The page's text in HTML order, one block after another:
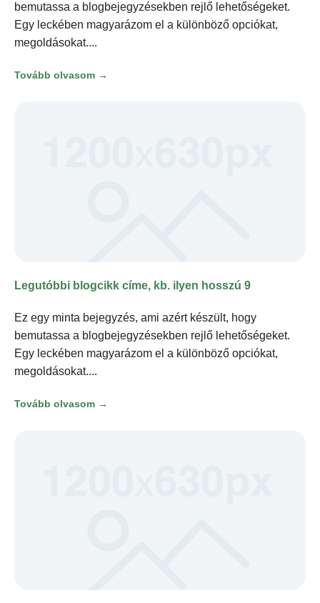
bemutassa a blogbejegyzésekben rejlő lehetőségeket.
Egy leckében magyarázom el a különböző opciókat,
megoldásokat.
Tovább olvasom →
Legutóbbi blogcikk címe, kb. ilyen hosszú 9
Ez egy minta bejegyzés, ami azért készült, hogy
bemutassa a blogbejegyzésekben rejlő lehetőségeket.
Egy leckében magyarázom el a különböző opciókat,
megoldásokat.
Tovább olvasom →